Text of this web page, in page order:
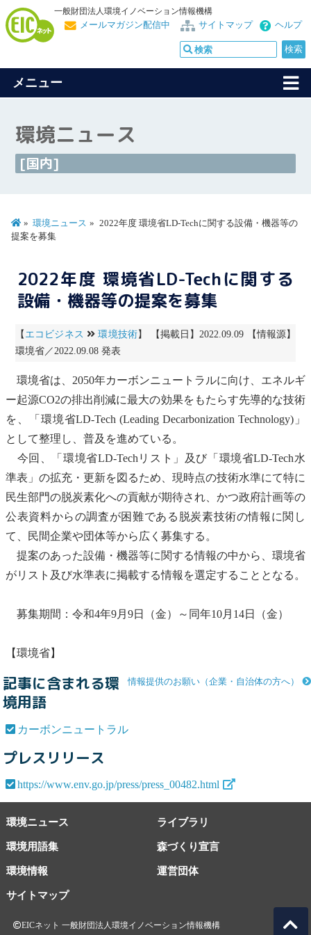
一般財団法人環境イノベーション情報機構
ヘルプ
サイトマップ
メールマガジン配信中
メニュー
環境ニュース
[国内]
環境ニュース
2022年度 環境省LD-Techに関する設備・機器等の
提案を募集
2022年度 環境省LD-Techに関する
設備・機器等の提案を募集
【 エコビジネス 環境技術】 【掲載日】2022.09.09 【情報源】
環境省／2022.09.08 発表
環境省は、2050年カーボンニュートラルに向け、エネルギ
ー起源CO2の排出削減に最大の効果をもたらす先導的な技術
を、「環境省LD-Tech (Leading Decarbonization Technology)」
として整理し、普及を進めている。
今回、「環境省LD-Techリスト」及び「環境省LD-Tech水
準表」の拡充・更新を図るため、現時点の技術水準にて特に
民生部門の脱炭素化への貢献が期待され、かつ政府計画等の
公表資料からの調査が困難である脱炭素技術の情報に関し
て、民間企業や団体等から広く募集する。
提案のあった設備・機器等に関する情報の中から、環境省
がリスト及び水準表に掲載する情報を選定することとなる。
募集期間：令和4年9月9日（金）～同年10月14日（金）
【環境省】
情報提供のお願い（企業・自治体の方へ）
記事に含まれる環
境用語
カーボンニュートラル
プレスリリース
https://www.env.go.jp/press/press_00482.html
環境ニュース ライブラリ
環境用語集 森づくり宣言
環境情報
サイトマップ
運営団体
EICネット 一般財団法人環境イノベーション情報機構